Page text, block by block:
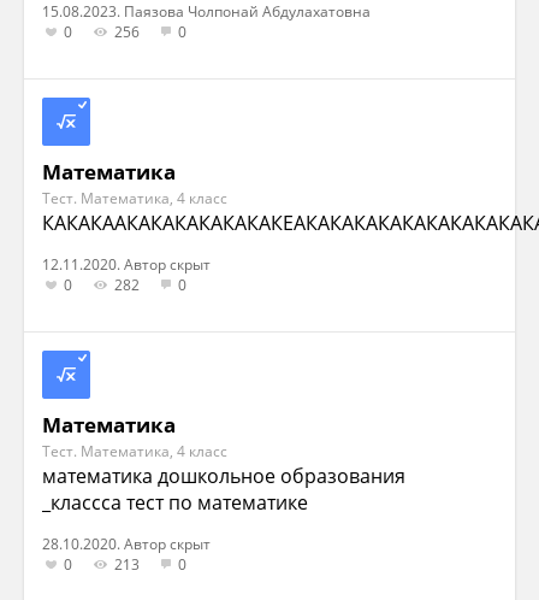
15.08.2023. Паязова Чолпонай Абдулахатовна
0
256 0
Математика
Тест. Математика, 4 класс
12.11.2020. Автор скрыт
0
282 0
Математика
Тест. Математика, 4 класс
математика дошкольное образования
_классса тест по математике
28.10.2020. Автор скрыт
0
213 0